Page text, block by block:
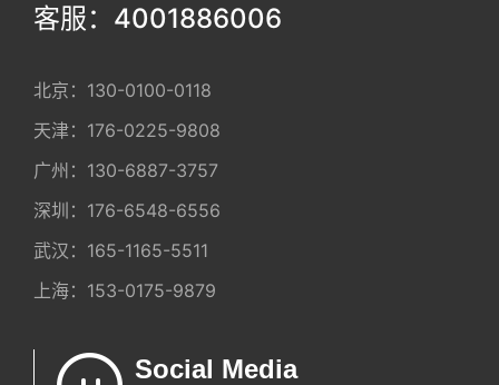
客服：4001886006
北京： 130-0100-0118
天津： 176-0225-9808
广州： 130-6887-3757
深圳： 176-6548-6556
武汉： 165-1165-5511
上海： 153-0175-9879
Social Media